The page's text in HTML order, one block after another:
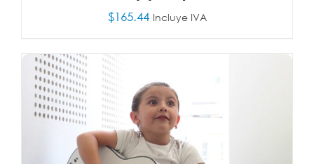
AÑADIR AL CARRITO
$165.44 Incluye IVA